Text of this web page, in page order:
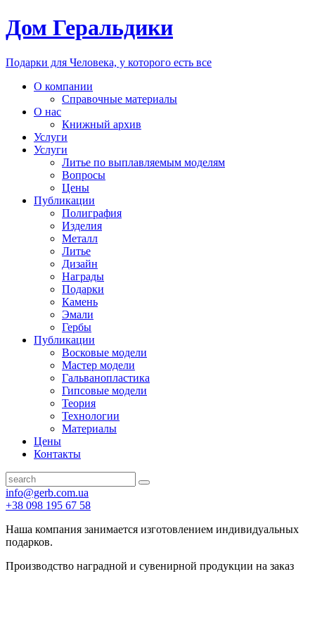
Дом Геральдики
Подарки для Человека, у которого есть все
О компании
Справочные материалы
О нас
Книжный архив
Услуги
Услуги
Литье по выплавляемым моделям
Вопросы
Цены
Публикации
Полиграфия
Изделия
Металл
Литье
Дизайн
Награды
Подарки
Камень
Эмали
Гербы
Публикации
Восковые модели
Мастер модели
Гальванопластика
Гипсовые модели
Теория
Технологии
Материалы
Цены
Контакты
info@gerb.com.ua
+38 098 195 67 58
Наша компания занимается изготовлением индивидуальных
подарков.
Производство наградной и сувенирной продукции на заказ